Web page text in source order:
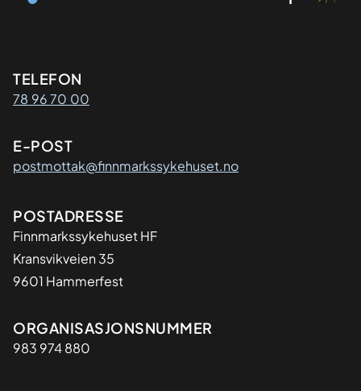
Kontaktinformasjon
TELEFON
78 96 70 00
E-POST
postmottak@finnmarkssykehuset.no
Adresse
POSTADRESSE
Finnmarkssykehuset HF
Kransvikveien 35
9601 Hammerfest
Organisasjon
ORGANISASJONSNUMMER
983 974 880